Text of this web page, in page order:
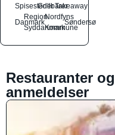
SpisestederGrillbarerTakeaway
Danmark
Region
Syddanmark
Nordfyns
Kommune
Søndersø
Restauranter
anmeldelser